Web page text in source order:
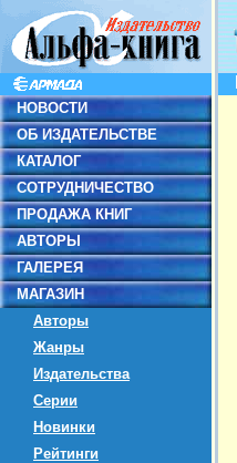
НОВОСТИ
ОБ ИЗДАТЕЛЬСТВЕ
КАТАЛОГ
СОТРУДНИЧЕСТВО
ПРОДАЖА КНИГ
АВТОРЫ
ГАЛЕРЕЯ
МАГАЗИН
Авторы
Жанры
Издательства
Серии
Новинки
Рейтинги